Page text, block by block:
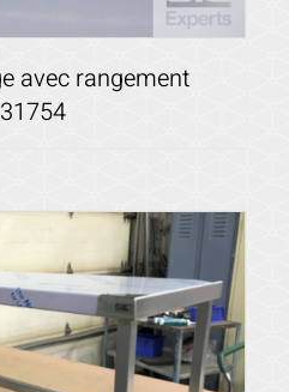
avec rangement